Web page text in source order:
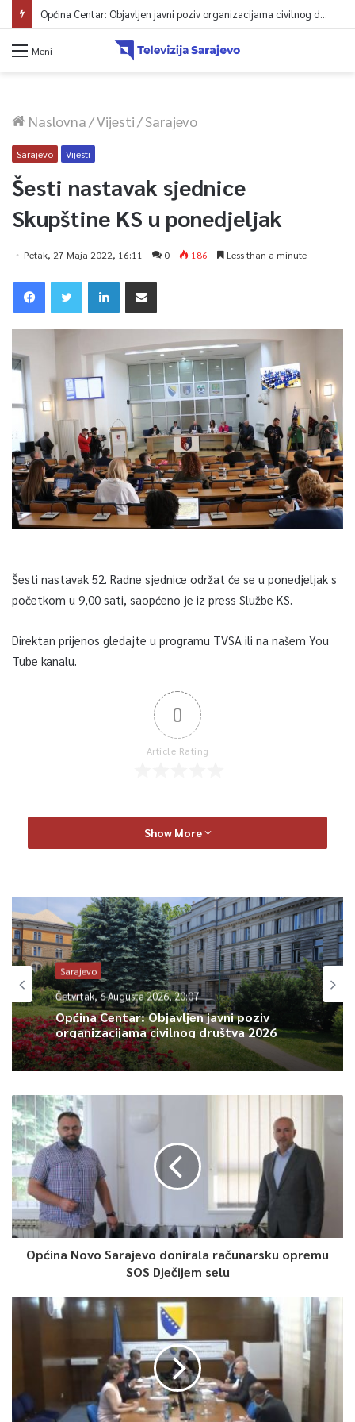
Općina Centar: Objavljen javni poziv organizacijama civilnog društva 2026
Meni
Naslovna/Vijesti/Sarajevo
Sarajevo Vijesti
Šesti nastavak sjednice
Skupštine KS u ponedjeljak
Petak, 27 Maja 2022, 16:11 0 186 Less than a minute
Šesti nastavak 52. Radne sjednice održat će se u ponedjeljak s
početkom u 9,00 sati, saopćeno je iz press Službe KS.
Direktan prijenos gledajte u programu TVSA ili na našem You
Tube kanalu.
0
Article Rating
Show More
Sarajevo
Četvrtak, 6 Augusta 2026, 20:07
Općina Centar: Objavljen javni poziv
organizacijama civilnog društva 2026
Općina Novo Sarajevo donirala računarsku opremu
SOS Dječijem selu